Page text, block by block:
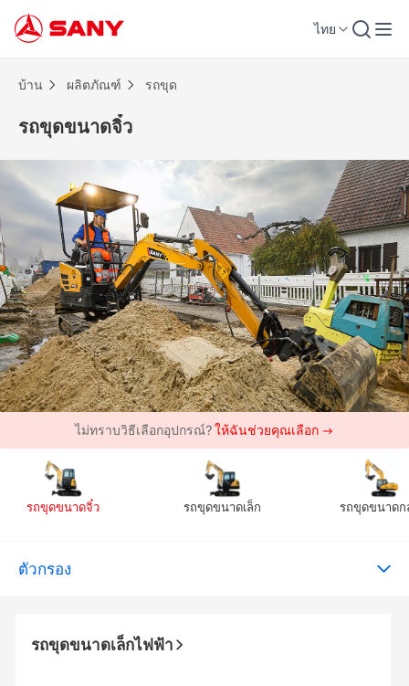
ไทย
รถขุดขนาดจิ๋ว | รถขุด
บ้าน ผลิตภัณฑ์ รถขุด
รถขุดขนาดจิ๋ว
ไม่ทราบวิธีเลือกอุปกรณ์?ให้ฉันช่วยคุณเลือก →
รถขุดขนาดจิ๋ว รถขุดขนาดเล็ก รถขุดขนาดก
ตัวกรอง
รถขุดขนาดเล็กไฟฟ้า